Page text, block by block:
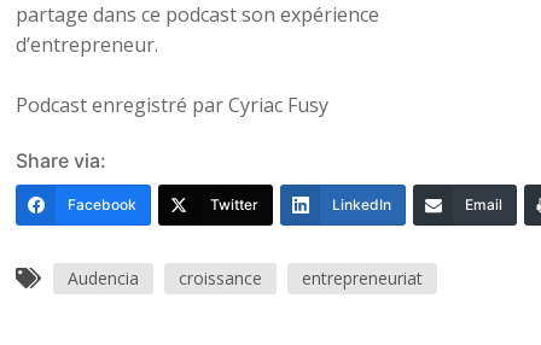
partage dans ce podcast son expérience
d’entrepreneur.
Podcast enregistré par Cyriac Fusy
Share via:
Facebook Twitter LinkedIn Email
Audencia croissance entrepreneuriat